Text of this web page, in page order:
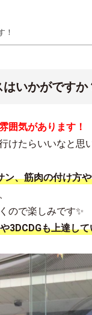
！
いかがですか
囲気があります！
けたらいいなと思
ン、筋肉の付け方
ので楽しみです✨
や3DCDGも上達し